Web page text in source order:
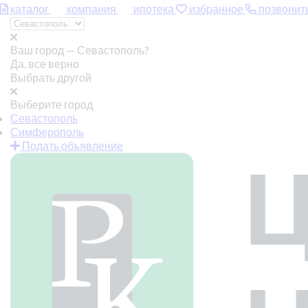
каталог компания ипотека избранное
Ваш город — Севастополь?
Да, все верно
Выбрать другой
Выберите город
Севастополь
Симферополь
Подать объявление